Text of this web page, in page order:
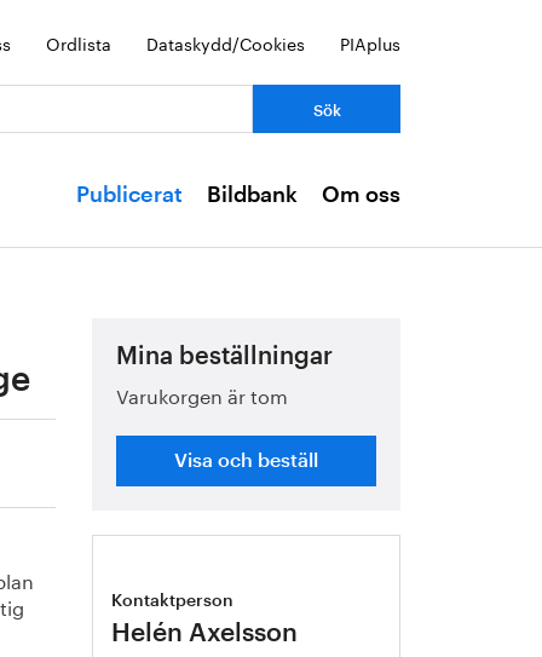
Ordlista Dataskydd/Cookies PIAplus
Publicerat Bildbank Om oss
Mina beställningar
Varukorgen är tom
Visa och beställ
Kontaktperson
Helén Axelsson